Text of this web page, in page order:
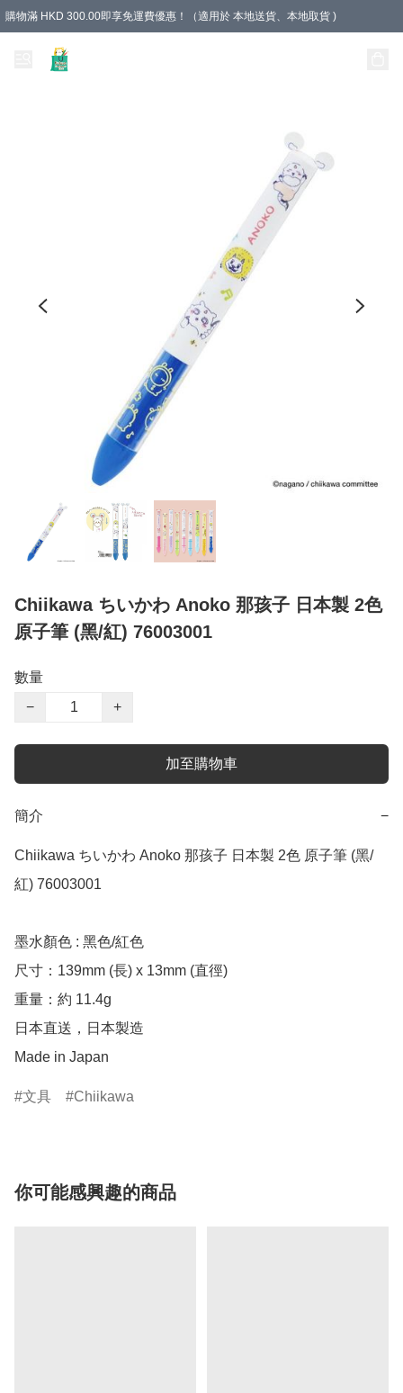
購物滿 HKD 300.00即享免運費優惠！（適用於 本地送貨、本地取貨 )
Chiikawa ちいかわ Anoko 那孩子 日本製 2色
原子筆 (黑/紅) 76003001
數量
−
+
加至購物車
簡介 −
Chiikawa ちいかわ Anoko 那孩子 日本製 2色 原子筆 (黑/
紅) 76003001
墨水顏色 : 黑色/紅色
尺寸：139mm (長) x 13mm (直徑)
重量：約 11.4g
日本直送，日本製造
Made in Japan
文具 Chiikawa
你可能感興趣的商品